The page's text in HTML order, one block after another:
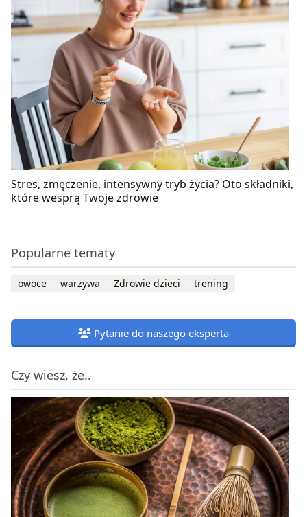
Stres, zmęczenie, intensywny tryb życia? Oto składniki,
które wesprą Twoje zdrowie
Popularne tematy
owoce warzywa Zdrowie dzieci trening
Pytanie do naszego eksperta
Czy wiesz, że..